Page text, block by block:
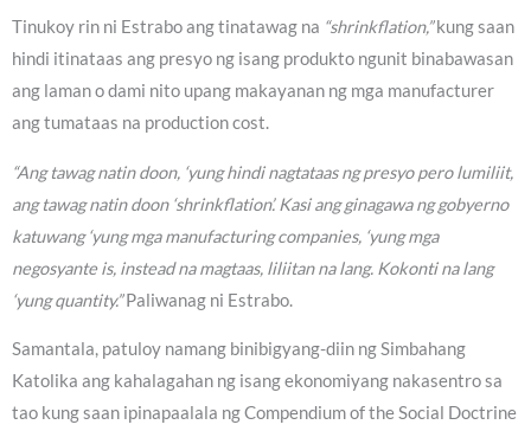
Tinukoy rin ni Estrabo ang tinatawag na “shrinkflation,”kung saan
hindi itinataas ang presyo ng isang produkto ngunit binabawasan
ang laman o dami nito upang makayanan ng mga manufacturer
ang tumataas na production cost.
“Ang tawag natin doon, ‘yung hindi nagtataas ng presyo pero lumiliit,
ang tawag natin doon ‘shrinkflation’. Kasi ang ginagawa ng gobyerno
katuwang ‘yung mga manufacturing companies, ‘yung mga
negosyante is, instead na magtaas, liliitan na lang. Kokonti na lang
‘yung quantity.”Paliwanag ni Estrabo.
Samantala, patuloy namang binibigyang-diin ng Simbahang
Katolika ang kahalagahan ng isang ekonomiyang nakasentro sa
tao kung saan ipinapaalala ng Compendium of the Social Doctrine